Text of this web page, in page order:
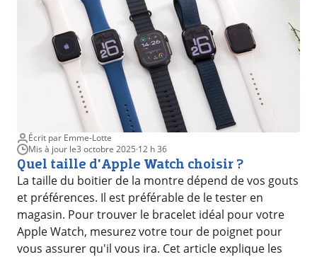
Écrit par Emme-Lotte
Mis à jour le3 octobre 2025·12 h 36
Quel taille d'Apple Watch choisir ?
La taille du boitier de la montre dépend de vos gouts
et préférences. Il est préférable de le tester en
magasin. Pour trouver le bracelet idéal pour votre
Apple Watch, mesurez votre tour de poignet pour
vous assurer qu'il vous ira. Cet article explique les